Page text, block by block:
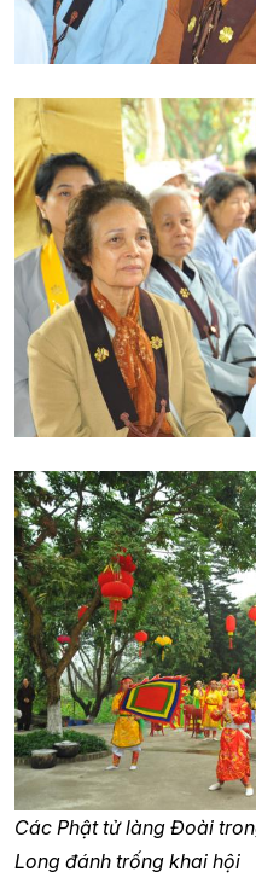
Các Phật tử làng Đoài
Long đánh trống khai hội